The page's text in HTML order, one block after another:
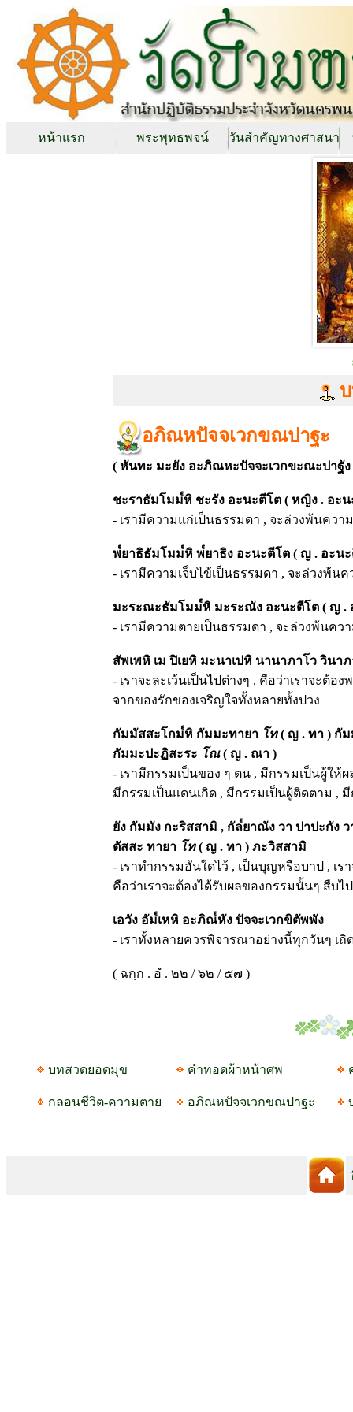
หน้าแรก พระพุทธพจน์ วันสำคัญทางศาสนา
อภิณหปัจจเวกขณปาฐะ
( หันทะ มะยัง อะภิณหะปัจจะเวกขะณะปาฐัง
ชะราธัมโมม๎หิ ชะรัง อะนะตีโต ( หญิง . อะน
- เรามีความแก่เป็นธรรมดา , จะล่วงพ้นควา
พ๎ยาธิธัมโมม๎หิ พ๎ยาธิง อะนะตีโต ( ญ . อะนะ
- เรามีความเจ็บไข้เป็นธรรมดา , จะล่วงพ้นค
มะระณะธัมโมม๎หิ มะระณัง อะนะตีโต ( ญ .
- เรามีความตายเป็นธรรมดา , จะล่วงพ้นค
สัพเพหิ เม ปิเยหิ มะนาเปหิ นานาภาโว วินาภ
- เราจะละเว้นเป็นไปต่างๆ , คือว่าเราจะต้อง
จากของรักของเจริญใจทั้งหลายทั้งปวง
กัมมัสสะโกม๎หิ กัมมะทายาโท( ญ . ทา ) กั
กัมมะปะฏิสะระ โณ( ญ . ณา )
- เรามีกรรมเป็นของ ๆ ตน , มีกรรมเป็นผู้ให้ผ
มีกรรมเป็นแดนเกิด , มีกรรมเป็นผู้ติดตาม ,
ยัง กัมมัง กะริสสามิ , กัล๎ยาณัง วา ปาปะกัง
ตัสสะ ทายาโท( ญ . ทา ) ภะวิสสามิ
- เราทำกรรมอันใดไว้ , เป็นบุญหรือบาป , เร
คือว่าเราจะต้องได้รับผลของกรรมนั้นๆ สืบไป
เอวัง อัม๎เหหิ อะภิณ๎หัง ปัจจะเวกขิตัพพัง
- เราทั้งหลายควรพิจารณาอย่างนี้ทุกวันๆ เถิ
( ฉกฺก . อํ . ๒๒ / ๖๒ / ๕๗ )
บทสวดยอดมุข คำทอดผ้าหน้าศพ
กลอนชีวิต-ความตาย อภิณหปัจจเวกขณปาฐะ